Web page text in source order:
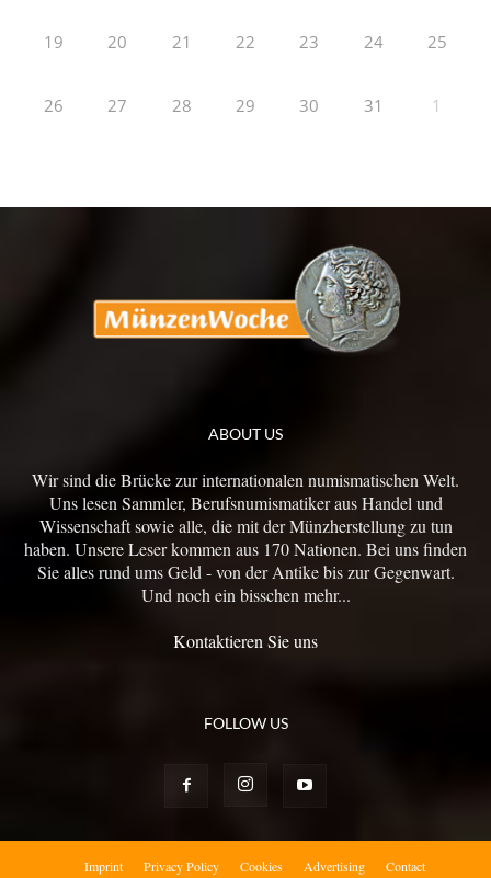
19 20 21 22 23 24 25
26 27 28 29 30 31 1
ABOUT US
Wir sind die Brücke zur internationalen numismatischen Welt.
Uns lesen Sammler, Berufsnumismatiker aus Handel und
Wissenschaft sowie alle, die mit der Münzherstellung zu tun
haben. Unsere Leser kommen aus 170 Nationen. Bei uns finden
Sie alles rund ums Geld - von der Antike bis zur Gegenwart.
Und noch ein bisschen mehr...
Kontaktieren Sie uns
FOLLOW US
Imprint Privacy Policy Cookies Advertising Contact